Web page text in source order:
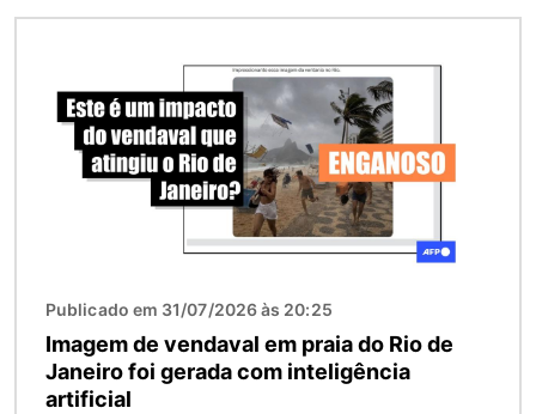
Publicado em 31/07/2026 às 20:25
Imagem de vendaval em praia do Rio de
Janeiro foi gerada com inteligência
artificial